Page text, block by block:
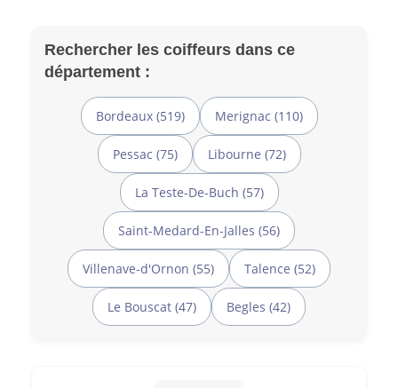
Rechercher les coiffeurs dans ce
département :
Bordeaux (519) Merignac (110)
Pessac (75) Libourne (72)
La Teste-De-Buch (57)
Saint-Medard-En-Jalles (56)
Villenave-d'Ornon (55) Talence (52)
Le Bouscat (47) Begles (42)